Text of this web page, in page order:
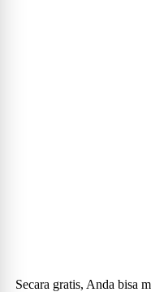
Secara gratis, Anda bisa